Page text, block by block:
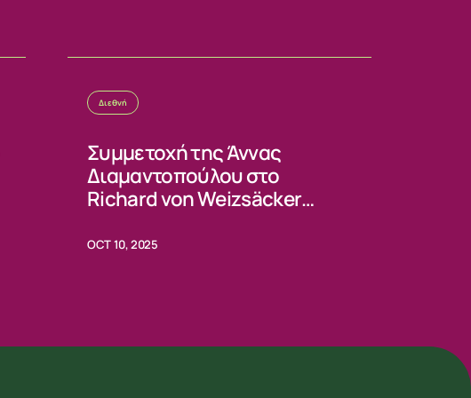
Διεθνή
Συμμετοχή της Άννας
Διαμαντοπούλου στο
Richard von Weizsäcker
OCT 10, 2025